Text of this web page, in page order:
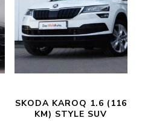
SKODA KAROQ 1.6 (116
KM) STYLE SUV